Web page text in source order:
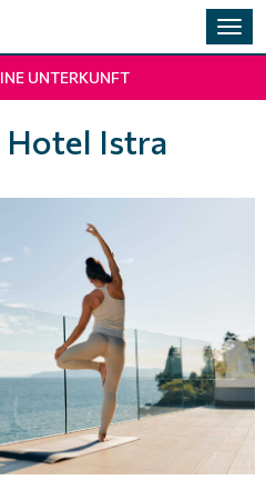
UNTERKUNFT
Istra